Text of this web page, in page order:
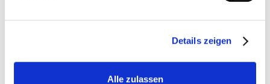
Details zeigen
Alle zulassen
Einschulungsjahrgängen die Schulentwicklungsplanung
unterstützen. Die gespeicherten Berichtsvorlagen kann
die Stadt jährlich nachnutzen und mit aktualisierten